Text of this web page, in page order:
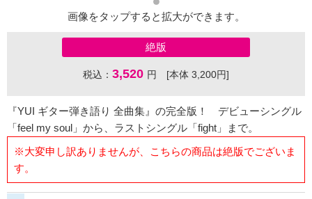
画像をタップすると拡大ができます。
絶版
税込： 3,520 円 [本体 3,200円]
『YUI ギター弾き語り 全曲集』の完全版！ デビューシングル
「feel my soul」から、ラストシングル「fight」まで。
※大変申し訳ありませんが、こちらの商品は絶版でございま
す。